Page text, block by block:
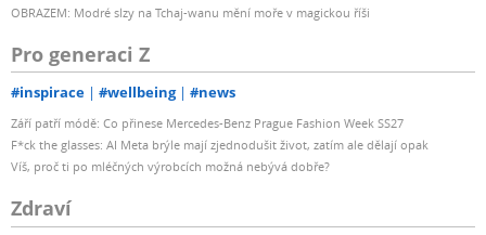
OBRAZEM: Modré slzy na Tchaj-wanu mění moře v magickou říši
Pro generaci Z
#inspirace #wellbeing #news
Září patří módě: Co přinese Mercedes-Benz Prague Fashion Week SS27
F*ck the glasses: AI Meta brýle mají zjednodušit život, zatím ale dělají opak
Víš, proč ti po mléčných výrobcích možná nebývá dobře?
Zdraví